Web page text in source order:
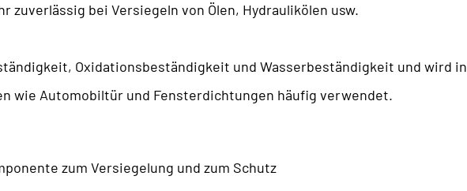
zuverlässig bei Versiegeln von Ölen, Hydraulikölen usw.
Oxidationsbeständigkeit und Wasserbeständigkeit und wird in
wie Automobiltür und Fensterdichtungen häufig verwendet.
zum Versiegelung und zum Schutz